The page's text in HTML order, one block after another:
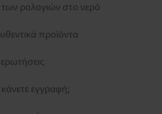
ρολογιών στο νερό
προϊόντα
κάνετε εγγραφή;